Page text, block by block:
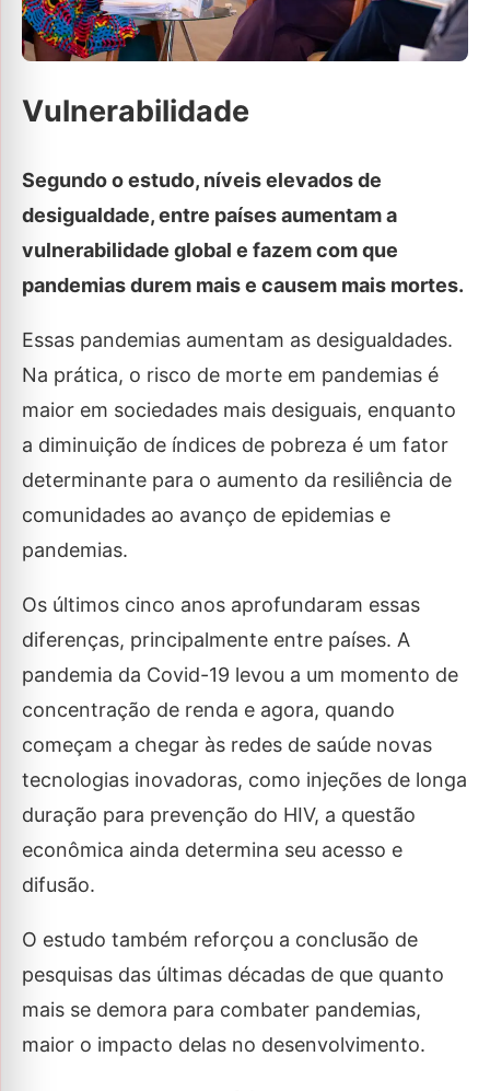
Vulnerabilidade
Segundo o estudo, níveis elevados de
desigualdade, entre países aumentam a
vulnerabilidade global e fazem com que
pandemias durem mais e causem mais mortes.
Essas pandemias aumentam as desigualdades.
Na prática, o risco de morte em pandemias é
maior em sociedades mais desiguais, enquanto
a diminuição de índices de pobreza é um fator
determinante para o aumento da resiliência de
comunidades ao avanço de epidemias e
pandemias.
Os últimos cinco anos aprofundaram essas
diferenças, principalmente entre países. A
pandemia da Covid-19 levou a um momento de
concentração de renda e agora, quando
começam a chegar às redes de saúde novas
tecnologias inovadoras, como injeções de longa
duração para prevenção do HIV, a questão
econômica ainda determina seu acesso e
difusão.
O estudo também reforçou a conclusão de
pesquisas das últimas décadas de que quanto
mais se demora para combater pandemias,
maior o impacto delas no desenvolvimento.